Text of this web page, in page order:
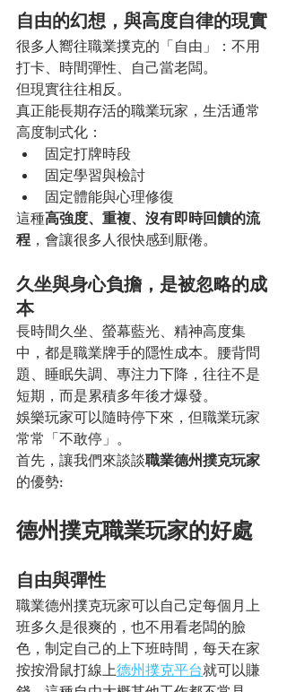
自由的幻想，與高度自律的現實
很多人嚮往職業撲克的「自由」：不用
打卡、時間彈性、自己當老闆。
但現實往往相反。
真正能長期存活的職業玩家，生活通常
高度制式化：
固定打牌時段
固定學習與檢討
固定體能與心理修復
這種高強度、重複、沒有即時回饋的流
程 ，會讓很多人很快感到厭倦。
久坐與身心負擔，是被忽略的成
本
長時間久坐、螢幕藍光、精神高度集
中，都是職業牌手的隱性成本。腰背問
題、睡眠失調、專注力下降，往往不是
短期，而是累積多年後才爆發。
娛樂玩家可以隨時停下來，但職業玩家
常常「不敢停」。
首先，讓我們來談談職業德州撲克玩家
的優勢:
德州撲克職業玩家的好處
自由與彈性
職業德州撲克玩家可以自己定每個月上
班多久是很爽的，也不用看老闆的臉
色，制定自己的上下班時間，每天在家
按按滑鼠打線上德州撲克平台就可以賺